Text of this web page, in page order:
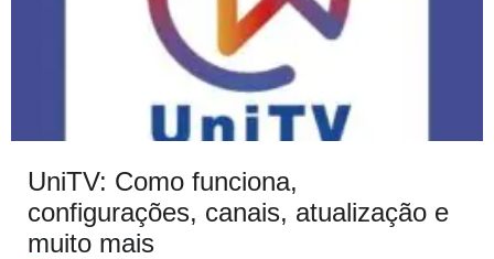
UniTV: Como funciona,
configurações, canais, atualização e
muito mais